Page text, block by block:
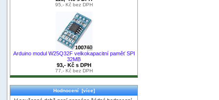
95,- Kč bez DPH
Arduino modul W25Q32F velkokapacitní paměť SPI
32MB
93,- Kč s DPH
77,- Kč bez DPH
Hodnocení [více]